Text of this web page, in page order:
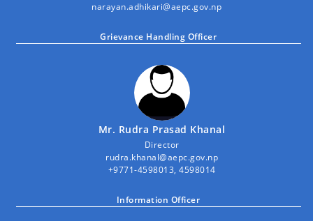
narayan.adhikari@aepc.gov.np
Grievance Handling Officer
Mr. Rudra Prasad Khanal
Director
rudra.khanal@aepc.gov.np
+9771-4598013, 4598014
Information Officer